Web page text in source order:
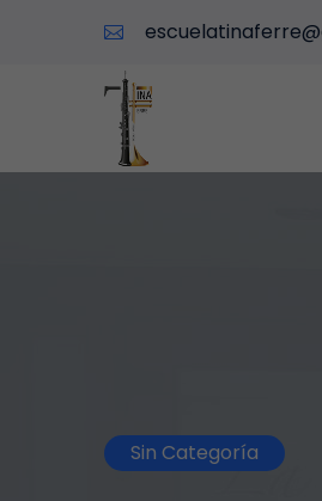
Sin Categoría